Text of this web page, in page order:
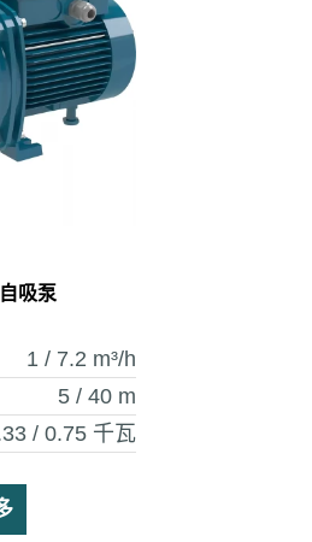
吸泵
1 / 7.2 m³/h
5 / 40 m
/ 0.75 千瓦